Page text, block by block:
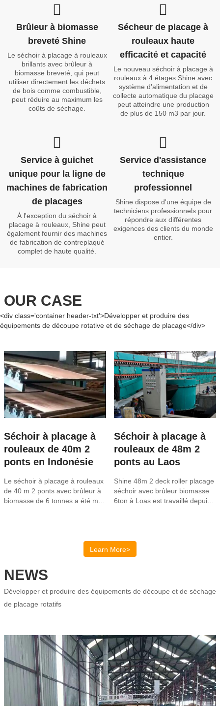
Brûleur à biomasse
breveté Shine
Le séchoir à placage à rouleaux
brillants avec brûleur à
biomasse breveté, qui peut
utiliser directement les déchets
de bois comme combustible,
peut réduire au maximum les
coûts de séchage.
Sécheur de placage à
rouleaux haute
efficacité et capacité
Le nouveau séchoir à placage à
rouleaux à 4 étages Shine avec
système d'alimentation et de
collecte automatique du placage
peut atteindre une production
de plus de 150 m3 par jour.
Service à guichet
unique pour la ligne de
machines de fabrication
de placages
À l'exception du séchoir à
placage à rouleaux, Shine peut
également fournir des machines
de fabrication de contreplaqué
complet de haute qualité.
Service d'assistance
technique
professionnel
Shine dispose d'une équipe de
techniciens professionnels pour
répondre aux différentes
exigences des clients du monde
entier.
OUR CASE
<div class='container header-txt'>Développer et produire des
équipements de découpe rotative et de séchage de placage</div>
Séchoir à placage à
rouleaux de 40m 2
ponts en Indonésie
Le séchoir à placage à rouleaux
de 40 m 2 ponts avec brûleur à
biomasse de 6 tonnes a été mis
Séchoir à placage à
rouleaux de 48m 2
ponts au Laos
Shine 48m 2 deck roller placage
séchoir avec brûleur biomasse
6ton à Loas est travaillé depuis
Learn More>
NEWS
Développer et produire des équipements de découpe et de séchage
de placage rotatifs